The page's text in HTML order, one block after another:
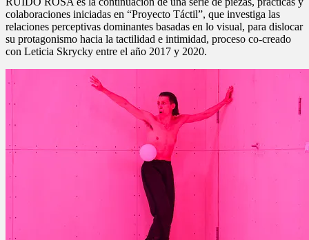
colaboraciones iniciadas en “Proyecto Táctil”, que investiga las
relaciones perceptivas dominantes basadas en lo visual, para dislocar
su protagonismo hacia la tactilidad e intimidad, proceso co-creado
con Leticia Skrycky entre el año 2017 y 2020.